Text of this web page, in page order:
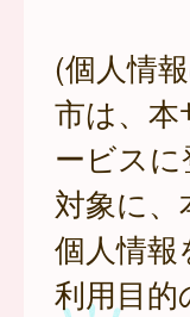
(個人情
市は、
ービス
対象に
個人情
利用目